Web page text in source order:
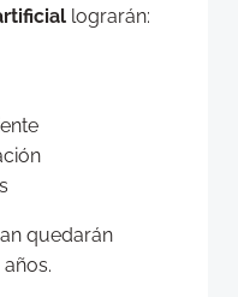
lograrán:
quedarán